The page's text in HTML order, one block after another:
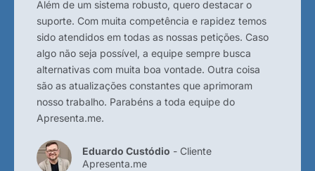
Além de um sistema robusto, quero destacar o
suporte. Com muita competência e rapidez temos
sido atendidos em todas as nossas petições. Caso
algo não seja possível, a equipe sempre busca
alternativas com muita boa vontade. Outra coisa
são as atualizações constantes que aprimoram
nosso trabalho. Parabéns a toda equipe do
Apresenta.me.
Eduardo Custódio - Cliente
Apresenta.me